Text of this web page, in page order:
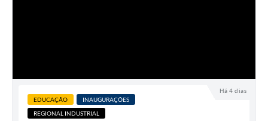
Há 4 dias
EDUCAÇÃO
INAUGURAÇÕES
REGIONAL INDUSTRIAL